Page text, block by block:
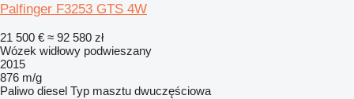
Palfinger F3253 GTS 4W
21 500 € ≈ 92 580 zł
Wózek widłowy podwieszany
2015
876 m/g
Paliwo diesel Typ masztu dwuczęściowa